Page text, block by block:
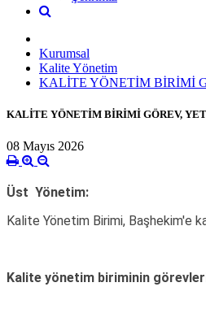
Kurumsal
Kalite Yönetim
KALİTE YÖNETİM BİRİMİ
KALİTE YÖNETİM BİRİMİ GÖREV,
08 Mayıs 2026
Üst Yönetim:
Kalite Yönetim Birimi, Başhekim'e
Kalite yönetim biriminin